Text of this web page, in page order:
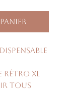
rétro XL
tous